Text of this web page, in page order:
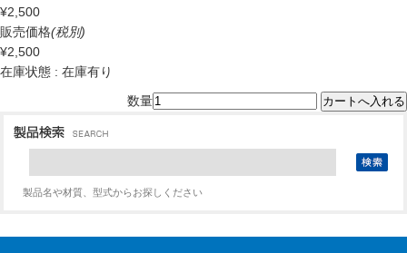
¥2,500
販売価格(税別)
¥2,500
在庫状態 : 在庫有り
数量
製品名や材質、型式からお探しください